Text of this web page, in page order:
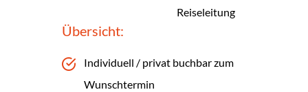
Reiseleitung
Übersicht:
Individuell / privat buchbar zum
Wunschtermin